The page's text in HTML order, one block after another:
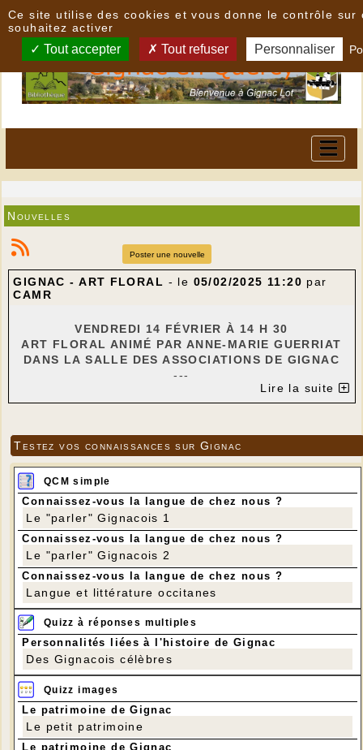
Nouvelles
Poster une nouvelle
GIGNAC - ART FLORAL - le 05/02/2025 11:20 par
CAMR
VENDREDI 14 FÉVRIER À 14 H 30
ART FLORAL ANIMÉ PAR ANNE-MARIE GUERRIAT
DANS LA SALLE DES ASSOCIATIONS DE GIGNAC
---
Nous allons décorer un anneau métallique posé sur
un support en bois.
Vous aurez besoin de votre pistolet et de quelques
bâtons de colle. Si vous n’en avez pas, pas de
souci. J’en ai deux que je peux prêter. Et comme
d’habitude, ciseaux, sécateur…
N’oubliez pas de me confirmer votre présence avant
dimanche 09 février. Merci d’avance !
Au plaisir de vous retrouver,
Anne Marie Guerriat
Tél : 07 87 40 88 64
Lire la suite
Testez vos connaissances sur Gignac
QCM simple
Connaissez-vous la langue de chez nous ?
Le "parler" Gignacois 1
Connaissez-vous la langue de chez nous ?
Le "parler" Gignacois 2
Connaissez-vous la langue de chez nous ?
Langue et littérature occitanes
Quizz à réponses multiples
Personnalités liées à l'histoire de Gignac
Des Gignacois célèbres
Quizz images
Le patrimoine de Gignac
Le petit patrimoine
Le patrimoine de Gignac
Ce site utilise des cookies et vous donne le contrôle sur
souhaitez activer
Tout accepter Tout refuser Personnaliser